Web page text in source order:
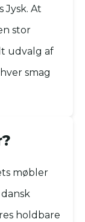
Jysk. At
stor
udvalg af
smag
møbler
holdbare